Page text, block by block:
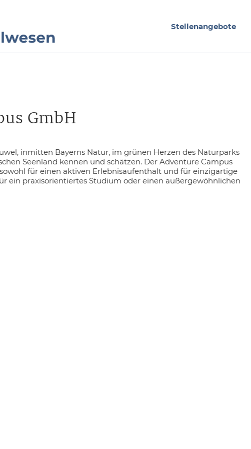
Stellenangebote
GmbH
inmitten Bayerns Natur, im grünen Herzen des Naturparks
Seenland kennen und schätzen. Der Adventure Campus
für einen aktiven Erlebnisaufenthalt und für einzigartige
ein praxisorientiertes Studium oder einen außergewöhnlichen